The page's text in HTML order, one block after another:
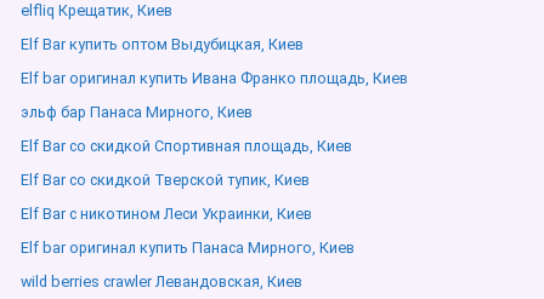
elfliq Крещатик, Киев
Elf Bar купить оптом Выдубицкая, Киев
Elf bar оригинал купить Ивана Франко площадь, Киев
эльф бар Панаса Мирного, Киев
Elf Bar со скидкой Спортивная площадь, Киев
Elf Bar со скидкой Тверской тупик, Киев
Elf Bar с никотином Леси Украинки, Киев
Elf bar оригинал купить Панаса Мирного, Киев
wild berries crawler Левандовская, Киев